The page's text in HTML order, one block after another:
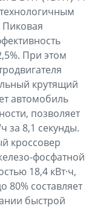
При этом
крутящий
автомобиль
позволяет
за 8,1 секунды.
кроссовер
фосфатной
18,4 кВт·ч,
80% составляет
быстрой